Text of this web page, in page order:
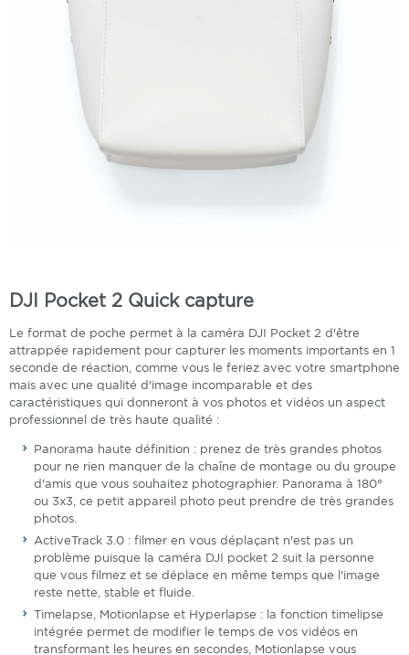
DJI Pocket 2 Quick capture
Le format de poche permet à la caméra DJI Pocket 2 d'être
attrappée rapidement pour capturer les moments importants en 1
seconde de réaction, comme vous le feriez avec votre smartphone
mais avec une qualité d'image incomparable et des
caractéristiques qui donneront à vos photos et vidéos un aspect
professionnel de très haute qualité :
Panorama haute définition : prenez de très grandes photos
pour ne rien manquer de la chaîne de montage ou du groupe
d'amis que vous souhaitez photographier. Panorama à 180°
ou 3x3, ce petit appareil photo peut prendre de très grandes
photos.
ActiveTrack 3.0 : filmer en vous déplaçant n'est pas un
problème puisque la caméra DJI pocket 2 suit la personne
que vous filmez et se déplace en même temps que l'image
reste nette, stable et fluide.
Timelapse, Motionlapse et Hyperlapse : la fonction timelipse
intégrée permet de modifier le temps de vos vidéos en
transformant les heures en secondes, Motionlapse vous